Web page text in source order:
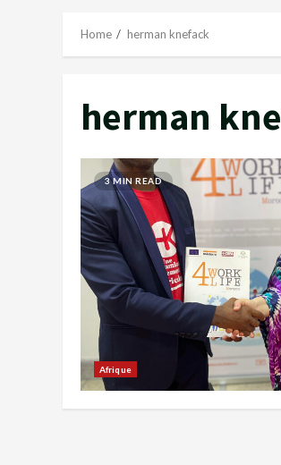
Home herman knefack
herman
3 MIN READ
Afrique